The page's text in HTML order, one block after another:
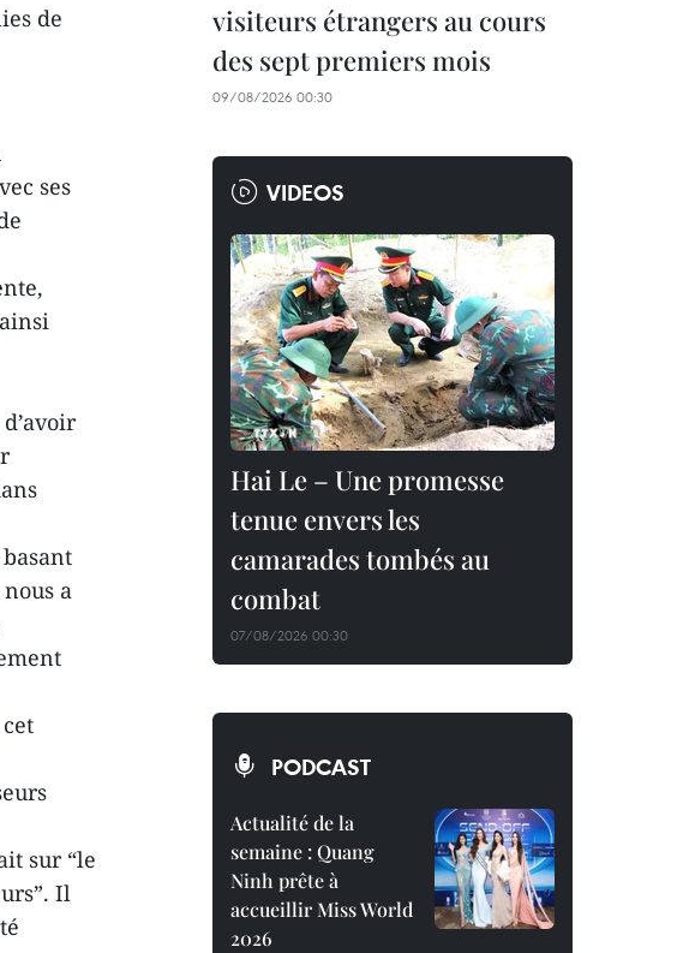
de
ses
a
sur “le
Il
visiteurs étrangers au cours
des sept premiers mois
09/08/2026 00:30
VIDEOS
Hai Le – Une promesse
tenue envers les
camarades tombés au
combat
07/08/2026 00:30
PODCAST
Actualité de la
semaine : Quang
Ninh prête à
accueillir Miss World
2026